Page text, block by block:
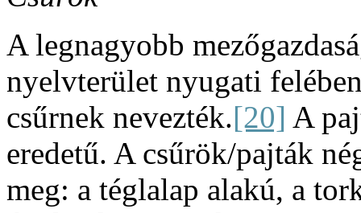
A legnagyobb
nyelvterület nyugati
csűrnek nevezték.[20] A
eredetű. A csűrök/pajták
meg: a téglalap alakú, a